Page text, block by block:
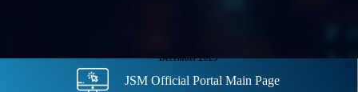
December 2025
JSM Official Portal Main Page